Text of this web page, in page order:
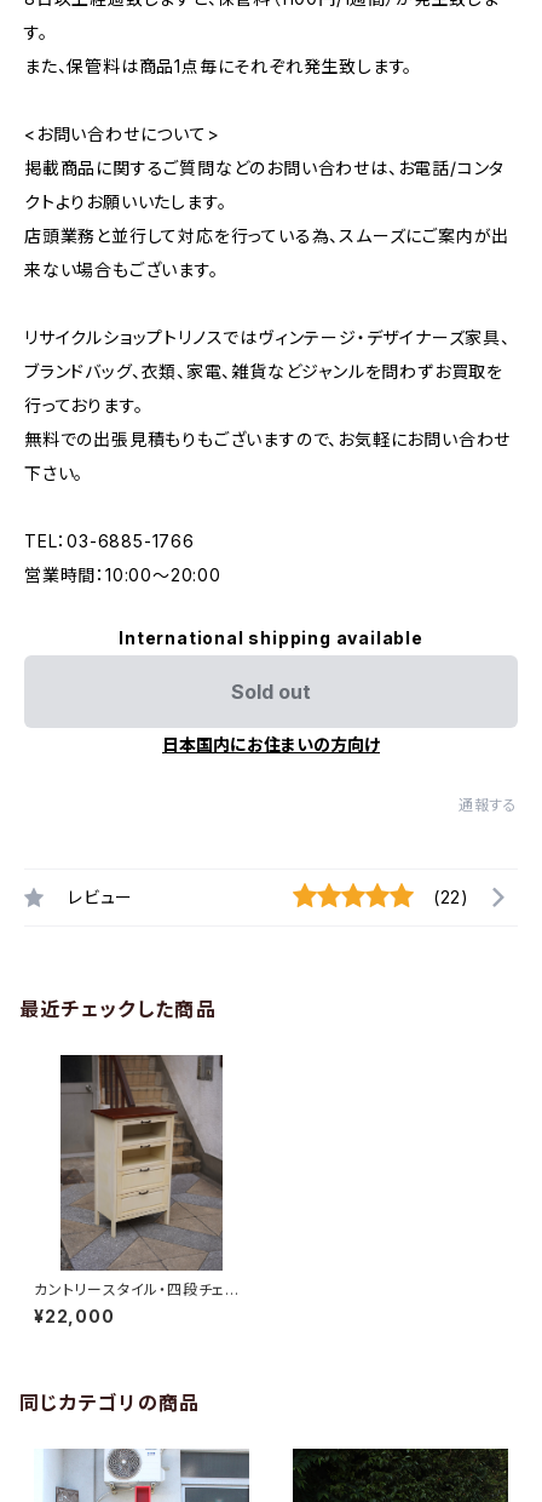
す。
また、保管料は商品1点毎にそれぞれ発生致します。
<お問い合わせについて>
掲載商品に関するご質問などのお問い合わせは、お電話/コンタ
クトよりお願いいたします。
店頭業務と並行して対応を行っている為、スムーズにご案内が出
来ない場合もございます。
リサイクルショップトリノスではヴィンテージ・デザイナーズ家具、
ブランドバッグ、衣類、家電、雑貨などジャンルを問わずお買取を
行っております。
無料での出張見積もりもございますので、お気軽にお問い合わせ
下さい。
TEL：03-6885-1766
営業時間：10:00〜20:00
International shipping available
Sold out
日本国内にお住まいの方向け
通報する
レビュー (22)
最近チェックした商品
カントリースタイル・四段チェス
ト
¥22,000
同じカテゴリの商品